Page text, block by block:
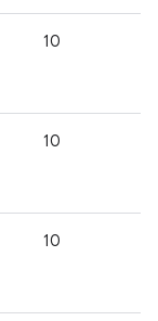
10
10
10